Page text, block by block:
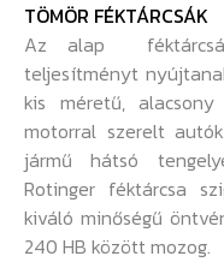
TÖMÖR FÉKTÁRCSÁK
Az alap
teljesítményt
kis méretű,
motorral szerelt
jármű hátsó
Rotinger féktárcsa
kiváló minőségű
240 HB között mozog.